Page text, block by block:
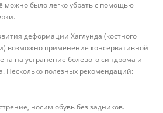
можно было легко убрать с помощью
деформации Хаглунда (костного
возможно применение консервативной
на устранение болевого синдрома и
Несколько полезных рекомендаций:
носим обувь без задников.